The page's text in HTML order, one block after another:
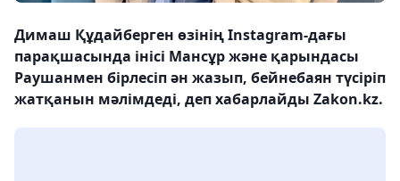
Димаш Құдайберген өзінің Instagram-дағы
парақшасында інісі Мансұр және қарындасы
Раушанмен бірлесіп ән жазып, бейнебаян түсіріп
жатқанын мәлімдеді, деп хабарлайды Zakon.kz.